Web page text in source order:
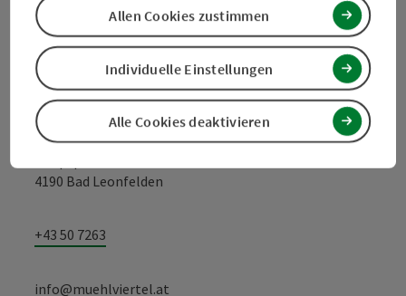
Kontakt
Tourismusverband Mühlviertel
4190 Bad Leonfelden
+43 50 7263
info@muehlviertel.at
Alle Cookies deaktivieren
Individuelle Einstellungen
Allen Cookies zustimmen